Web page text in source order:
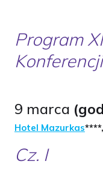
Program
9 marca
Hotel Mazurkas****
Cz. I